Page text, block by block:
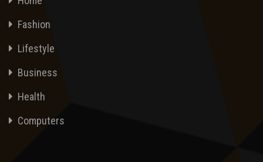
Fashion
Lifestyle
Business
Health
Computers